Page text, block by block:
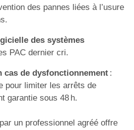
des pannes liées à l’usure
des systèmes
PAC dernier cri.
cas de dysfonctionnement:
pour limiter les arrêts de
garantie sous 48 h.
un professionnel agréé offre